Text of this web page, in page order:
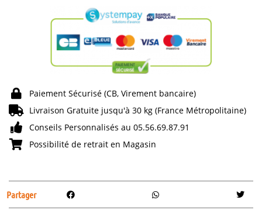
Paiement Sécurisé (CB, Virement bancaire)
Livraison Gratuite jusqu'à 30 kg (France Métropolitaine)
Conseils Personnalisés au 05.56.69.87.91
Possibilité de retrait en Magasin
Partager